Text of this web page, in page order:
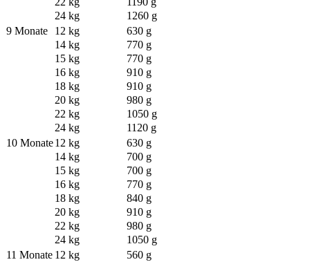
24 kg
1260 g
9 Monate
12 kg
630 g
14 kg
770 g
15 kg
770 g
16 kg
910 g
18 kg
910 g
20 kg
980 g
22 kg
1050 g
24 kg
1120 g
10 Monate12 kg
630 g
14 kg
700 g
15 kg
700 g
16 kg
770 g
18 kg
840 g
20 kg
910 g
22 kg
980 g
24 kg
1050 g
11 Monate 12 kg 560 g